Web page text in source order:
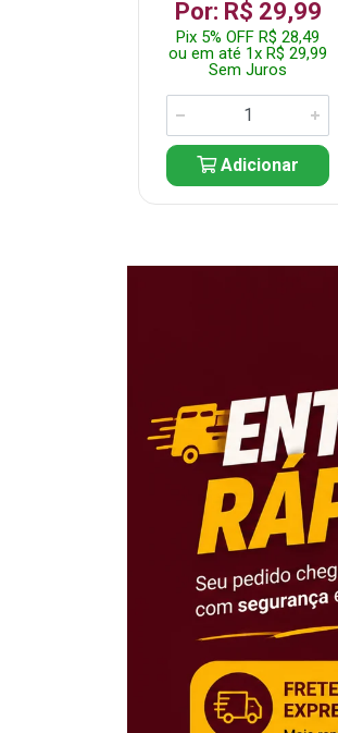
Por: R$ 29,99
Pix 5% OFF R$ 28,49
ou em até 1x R$ 29,99
Sem Juros
Adicionar